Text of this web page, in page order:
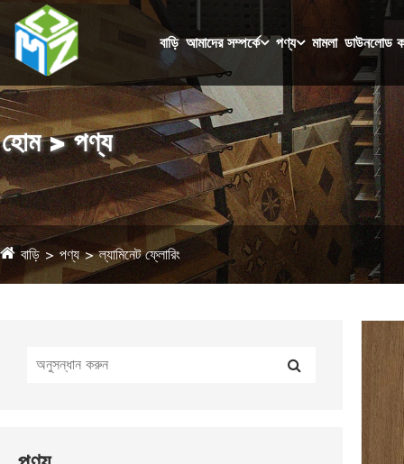
বাড়ি আমাদের সম্পর্কে পণ্য মামলা ডাউনলোড
হোম > পণ্য
বাড়ি পণ্য ল্যামিনেট ফ্লোরিং